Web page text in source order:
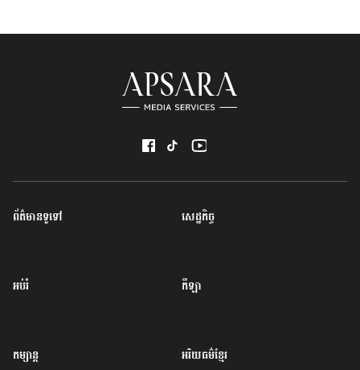
ព័ត៌មានទូទៅ សេដ្ឋកិច្ច
អប់រំ កីឡា
កម្សាន្ត អរិយធម៌ខ្មែរ